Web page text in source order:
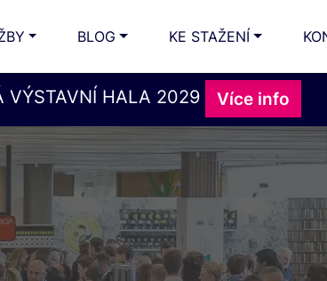
BLOG KE STAŽENÍ
VÝSTAVNÍ HALA 2029 Více info